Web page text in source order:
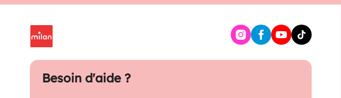
Besoin d'aide ?